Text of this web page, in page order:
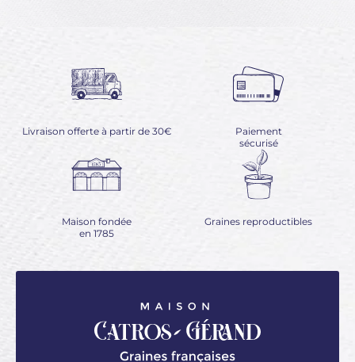
Livraison offerte à partir de 30€
Paiement
sécurisé
Maison fondée
en 1785
Graines reproductibles